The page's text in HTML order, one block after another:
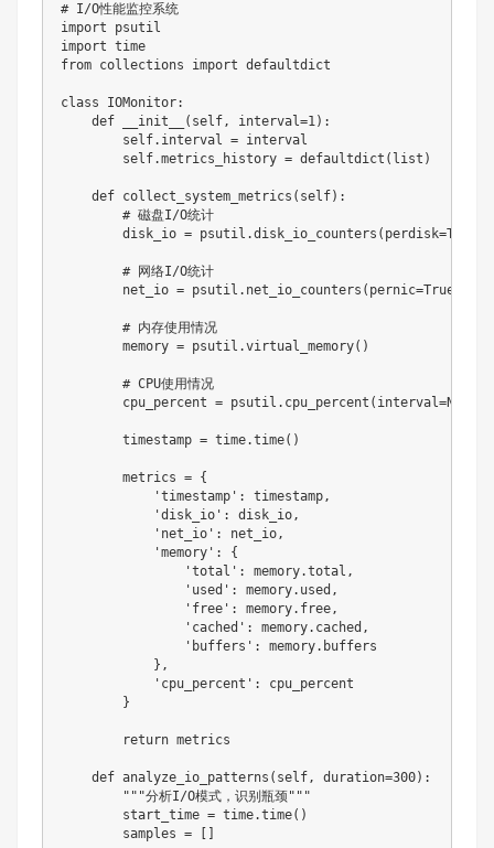
# I/O性能监控系统
import
import
from collections import defaultdict
class IOMonitor:
def
__init__ ( self, interval=1) :
        self
. interval = interval
        self
.metrics_history = defaultdict ( list )
def collect_system_metrics ( self) :
# 磁盘I/O统计
        disk_io
= psutil .disk_io_counters ( perdisk=True
# 网络I/O统计
        net_io
= psutil . net_io_counters ( pernic=True
# 内存使用情况
        memory
= psutil .virtual_memory( )
# CPU使用情况
        cpu_percent
= psutil . cpu_percent ( interval=None
        timestamp
= time.time( )
        metrics
= {
'timestamp' : timestamp,
'disk_io' : disk_io,
'net_io' : net_io,
'memory' :
{
'total' : memory.total ,
'used' : memory. used ,
'free' : memory. free,
'cached' : memory. cached ,
'buffers' : memory. buffers
} ,
'cpu_percent' :
cpu_percent
}
return metrics
def analyze_io_patterns ( self, duration=300) :
"""分析I/O模式，识别瓶颈"""
        start_time
= time.time( )
        samples
=